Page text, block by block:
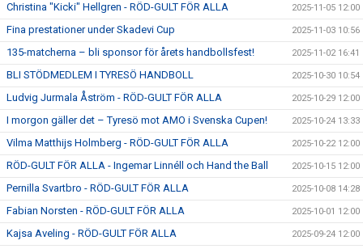
Christina "Kicki" Hellgren - RÖD-GULT FÖR ALLA 2025-11-05 12:00
Fina prestationer under Skadevi Cup 2025-11-03 10:56
135-matcherna – bli sponsor för årets handbollsfest! 2025-11-02 16:41
BLI STÖDMEDLEM I TYRESÖ HANDBOLL 2025-10-30 10:54
Ludvig Jurmala Åström - RÖD-GULT FÖR ALLA 2025-10-29 12:00
I morgon gäller det – Tyresö mot AMO i Svenska Cupen! 2025-10-24 13:33
Vilma Matthijs Holmberg - RÖD-GULT FÖR ALLA 2025-10-22 12:00
RÖD-GULT FÖR ALLA - Ingemar Linnéll och Hand the Ball 2025-10-15 12:00
Pernilla Svartbro - RÖD-GULT FÖR ALLA 2025-10-08 14:28
Fabian Norsten - RÖD-GULT FÖR ALLA 2025-10-01 12:00
Kajsa Aveling - RÖD-GULT FÖR ALLA 2025-09-24 12:00